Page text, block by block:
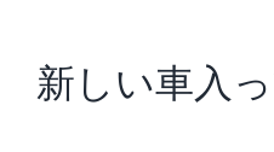
新しい車入